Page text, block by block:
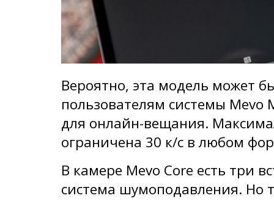
Вероятно, эта модель может
пользователям системы
для онлайн-вещания.
ограничена 30 к/с в любом
В камере Mevo Core есть три
система шумоподавления. Но